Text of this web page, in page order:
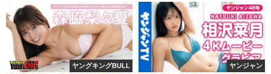
けました」――なんで令和に
AKB48？ Case.4 正鋳真優
【#AKB48】（2024年04月27
日） | 週プレChannel【集英社
週刊プレイボーイ公式】さんよ
ヤングキングBULL ヤンジャン